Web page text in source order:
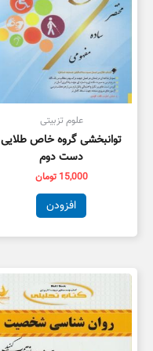
علوم تزبیتی
توانبخشی گروه خاص طلایی
دست دوم
15,000 تومان
افزودن